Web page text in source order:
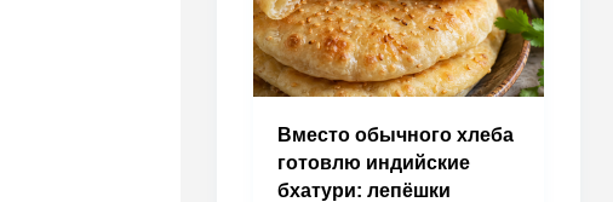
Вместо обычного хлеба
готовлю индийские
бхатури: лепёшки